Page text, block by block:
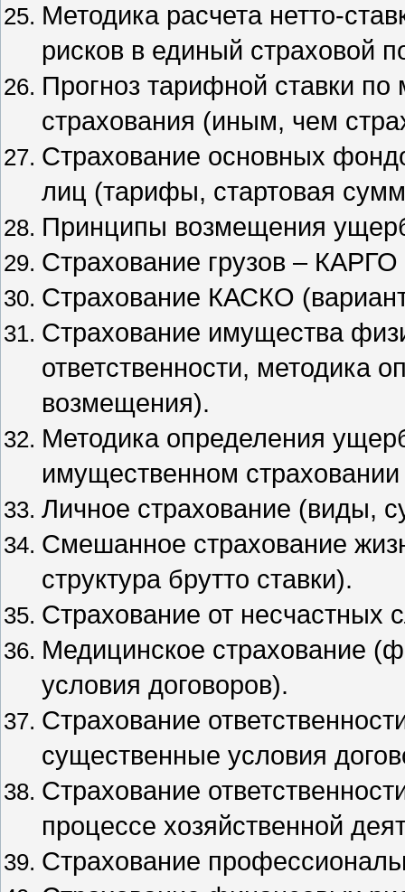
Методика расчета нетто-
рисков в единый страховой
Прогноз тарифной ставки
страхования (иным, чем
Страхование основных
лиц (тарифы, стартовая
Принципы возмещения
Страхование грузов –
Страхование КАСКО
Страхование имущества
ответственности, методика
возмещения).
Методика определения
имущественном
Личное страхование (виды,
Смешанное страхование
структура брутто ставки).
Страхование от несчастных
Медицинское страхование
условия договоров).
Страхование
существенные условия
Страхование
процессе хозяйственной
Страхование